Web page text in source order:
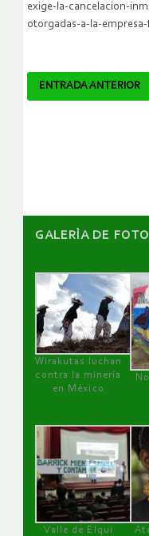
exige-la-cancelacion-
otorgadas-a-la-
Navegador
ENTRADA ANTERIOR
GALERÌA DE
Wirakutas luchan
contra la minería
en México
Valle de Elqui